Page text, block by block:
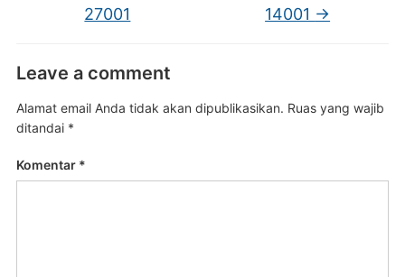
27001
14001 →
Leave a comment
Alamat email Anda tidak akan dipublikasikan. Ruas yang wajib
ditandai *
Komentar *